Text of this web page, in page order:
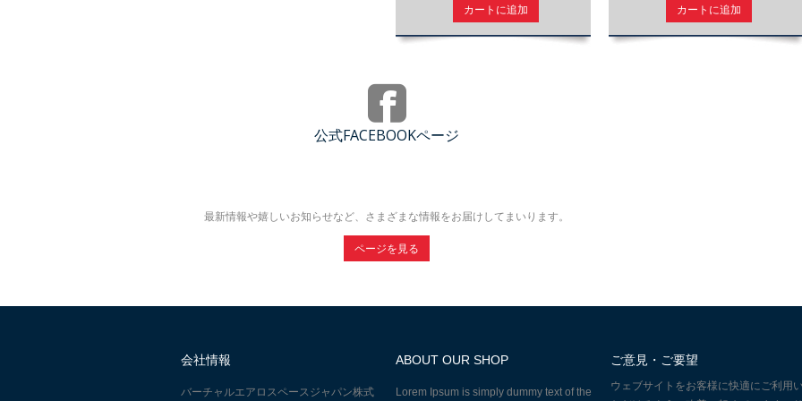
カートに追加 カートに追加
公式FACEBOOKページ
最新情報や嬉しいお知らせなど、さまざまな情報をお届けしてまいります。
ページを見る
会社情報
バーチャルエアロスペースジャパン株式
ABOUT OUR SHOP
Lorem Ipsum is simply dummy text of the
ご意見・ご要望
ウェブサイトをお客様に快適にご利用